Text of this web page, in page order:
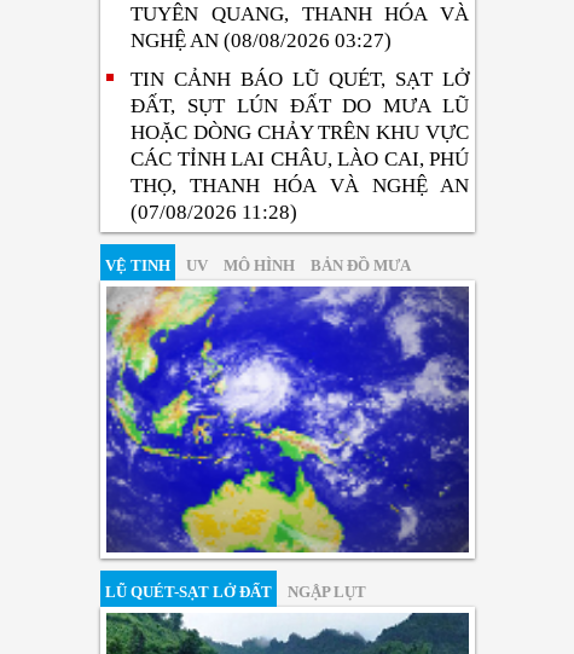
TUYÊN QUANG, THANH HÓA VÀ
NGHỆ AN (08/08/2026 03:27)
TIN CẢNH BÁO LŨ QUÉT, SẠT LỞ
ĐẤT, SỤT LÚN ĐẤT DO MƯA LŨ
HOẶC DÒNG CHẢY TRÊN KHU VỰC
CÁC TỈNH LAI CHÂU, LÀO CAI, PHÚ
THỌ, THANH HÓA VÀ NGHỆ AN
(07/08/2026 11:28)
VỆ TINH UV MÔ HÌNH BẢN ĐỒ MƯA
LŨ QUÉT-SẠT LỞ ĐẤT NGẬP LỤT